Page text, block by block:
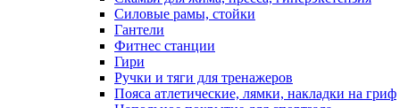
Силовые рамы, стойки
Гантели
Фитнес станции
Гири
Ручки и тяги для тренажеров
Пояса атлетические, лямки, накладки на гриф